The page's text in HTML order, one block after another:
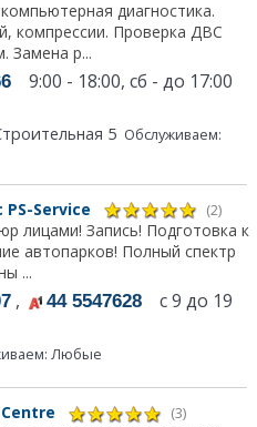
диагностика.
компрессии. Проверка ДВС
Замена р...
9:00 - 18:00, сб - до 17:00
5 Обслуживаем:
Service (2)
лицами! Запись! Подготовка к
автопарков! Полный спектр
...
, 44 5547628 с 9 до 19
Любые
(3)